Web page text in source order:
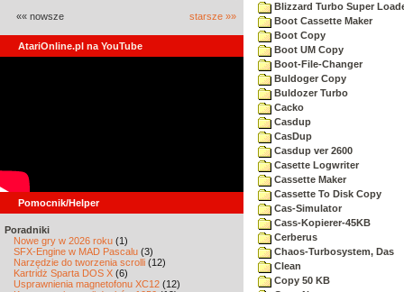
«« nowsze starsze »»
AtariOnline.pl na YouTube
Pomocnik/Helper
Poradniki
Nowe gry w 2026 roku (1)
SFX-Engine w MAD Pascalu (3)
Narzędzie do tworzenia scrolli (12)
Kartridż Sparta DOS X (6)
Usprawnienia magnetofonu XC12 (12)
Blizzard Turbo Super
Boot Cassette Maker
Boot Copy
Boot UM Copy
Boot-File-Changer
Buldoger Copy
Buldozer Turbo
Cacko
Casdup
CasDup
Casdup ver 2600
Casette Logwriter
Cassette Maker
Cassette To Disk Copy
Cas-Simulator
Cass-Kopierer-45KB
Cerberus
Chaos-Turbosystem, Das
Clean
Copy 50 KB